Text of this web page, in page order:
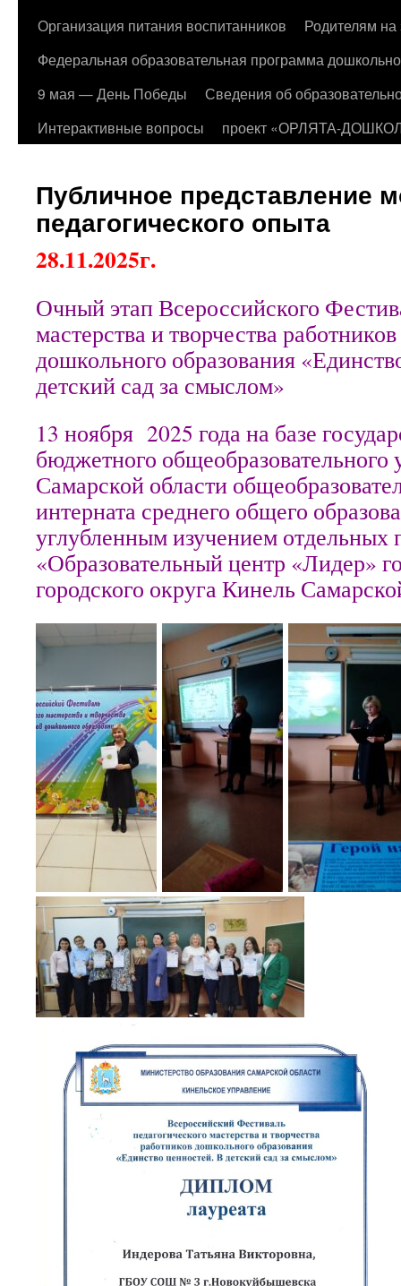
Организация питания воспитанников
Родителям на
Федеральная образовательная программа
9 мая — День Победы
Сведения об
Интерактивные вопросы
проект «ОРЛЯТА-
Публичное представление
педагогического опыта
28.11.2025г.
Очный этап Всероссийского
мастерства и творчества работников
дошкольного образования
детский сад за смыслом»
13 ноября 2025 года на базе
бюджетного общеобразовательного
Самарской области
интерната среднего общего
углубленным изучением отдельных
«Образовательный центр «Лидер»
городского округа Кинель